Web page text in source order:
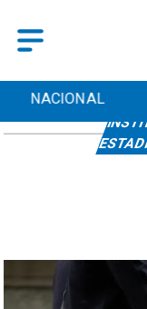
NACIONAL